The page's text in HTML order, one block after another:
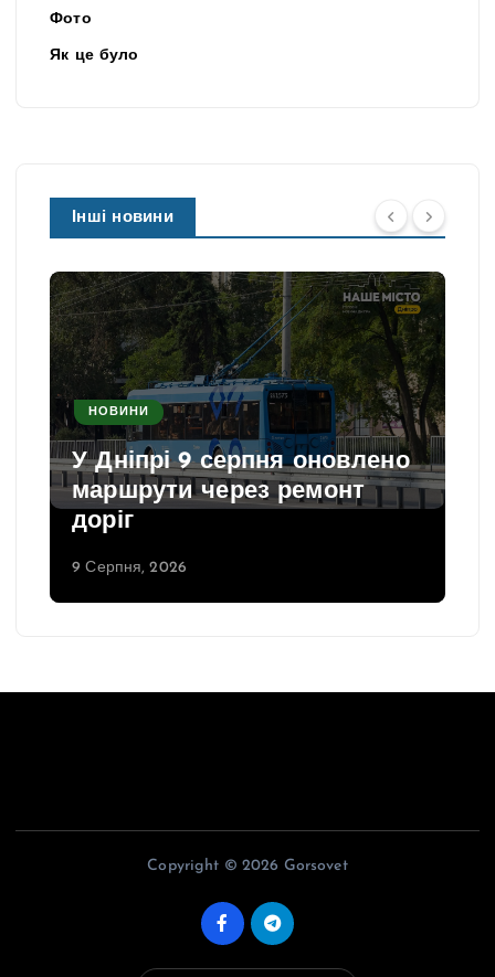
Фото
Як це було
Інші новини
НОВИНИ
У Дніпрі 9 серпня оновлено
маршрути через ремонт
доріг
9 Серпня, 2026
Copyright © 2026 Gorsovet